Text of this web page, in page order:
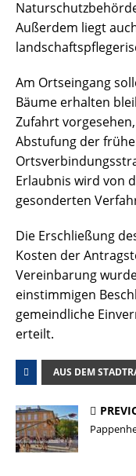
Außerdem liegt
Am Ortseingang
Bäume erhalten
Zufahrt
Abstufung der
Erlaubnis wird von
gesonderten
Die Erschließung
Kosten der
Vereinbarung
einstimmigen
gemeindliche
erteilt.
AUS DEM